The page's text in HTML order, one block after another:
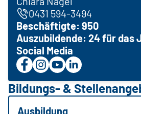
0431 594-3494
Beschäftigte: 950
Auszubildende: 24 für das
Social Media
Bildungs- &
Ausbildung